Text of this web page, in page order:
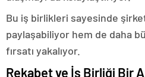
Bu iş birlikleri sayesinde
paylaşabiliyor hem de daha
fırsatı yakalıyor.
Rekabet ve İş Birliği Bir